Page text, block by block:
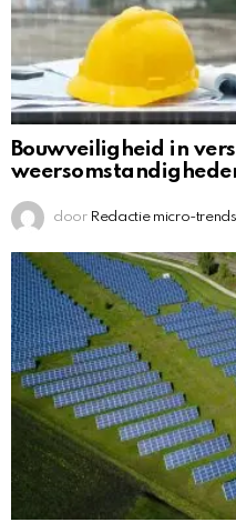
Bouwveiligheid in
door Redactie micro-